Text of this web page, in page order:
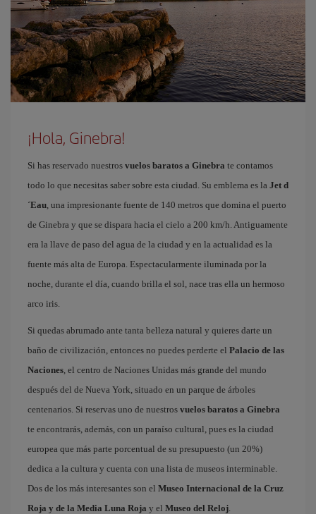
¡Hola, Ginebra!
Si has reservado nuestros vuelos baratos a Ginebra te contamos
todo lo que necesitas saber sobre esta ciudad. Su emblema es la Jet d
´Eau, una impresionante fuente de 140 metros que domina el puerto
de Ginebra y que se dispara hacia el cielo a 200 km/h. Antiguamente
era la llave de paso del agua de la ciudad y en la actualidad es la
fuente más alta de Europa. Espectacularmente iluminada por la
noche, durante el día, cuando brilla el sol, nace tras ella un hermoso
arco iris.
Si quedas abrumado ante tanta belleza natural y quieres darte un
baño de civilización, entonces no puedes perderte el Palacio de las
Naciones, el centro de Naciones Unidas más grande del mundo
después del de Nueva York, situado en un parque de árboles
centenarios. Si reservas uno de nuestros vuelos baratos a Ginebra
te encontrarás, además, con un paraíso cultural, pues es la ciudad
europea que más parte porcentual de su presupuesto (un 20%)
dedica a la cultura y cuenta con una lista de museos interminable.
Dos de los más interesantes son el Museo Internacional de la Cruz
Roja y de la Media Luna Roja y el Museo del Reloj.